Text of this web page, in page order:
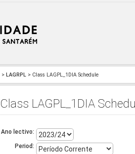
> LAGRPL > Class LAGPL_1DIA Schedule
Class LAGPL_1DIA
Ano lectivo:
Period: